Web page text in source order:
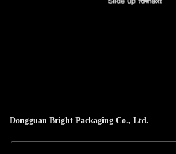
Dongguan Bright Packaging Co., Ltd.